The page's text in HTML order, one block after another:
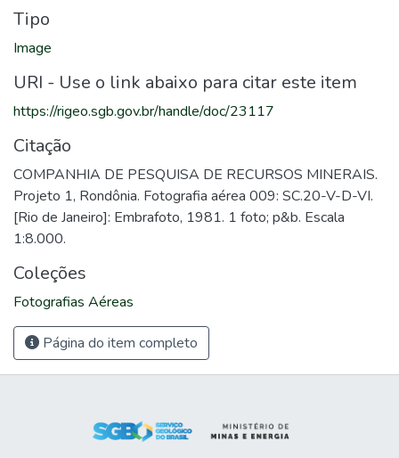
Tipo
Image
URI - Use o link abaixo para citar este item
https://rigeo.sgb.gov.br/handle/doc/23117
Citação
COMPANHIA DE PESQUISA DE RECURSOS MINERAIS.
Projeto 1, Rondônia. Fotografia aérea 009: SC.20-V-D-VI.
[Rio de Janeiro]: Embrafoto, 1981. 1 foto; p&b. Escala
1:8.000.
Coleções
Fotografias Aéreas
Página do item completo